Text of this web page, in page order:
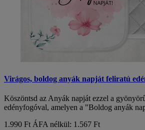
Virágos, boldog anyák napját feliratú
Köszöntsd az Anyák napját ezzel a
edényfogóval, amelyen a "Boldog anyák
1.990 Ft ÁFA nélkül: 1.567 Ft